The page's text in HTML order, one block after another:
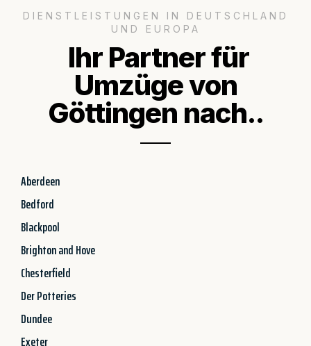
DIENSTLEISTUNGEN IN DEUTSCHLAND
UND EUROPA
Ihr Partner für
Umzüge von
Göttingen nach..
Aberdeen
Bedford
Blackpool
Brighton and Hove
Chesterfield
Der Potteries
Dundee
Exeter